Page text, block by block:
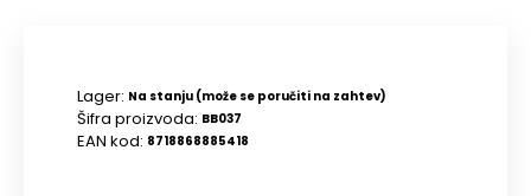
Lager: Na stanju (može se poručiti na zahtev)
Šifra proizvoda: BB037
EAN kod: 8718868885418